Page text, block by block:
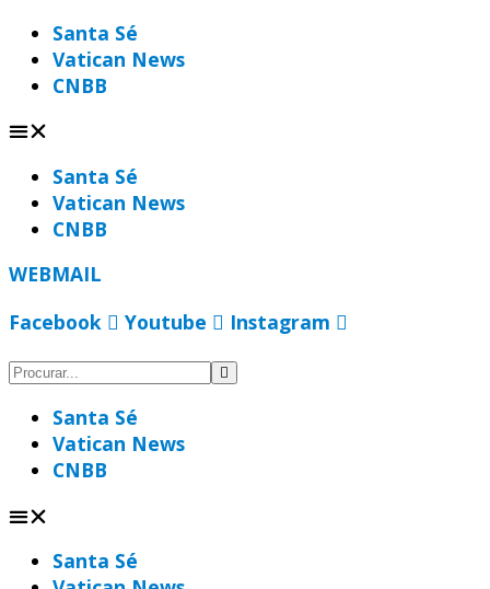
para
Santa Sé
Vatican News
CNBB
Santa Sé
Vatican News
CNBB
WEBMAIL
Facebook
Youtube Instagram
Santa Sé
Vatican News
CNBB
Santa Sé